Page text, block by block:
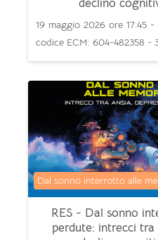
19 maggio 2026 ore 17:45
codice ECM: 604-482358 -
RES - Dal sonno
perdute: intrecci tra
Categoria di corsi
Dal sonno interrotto alle